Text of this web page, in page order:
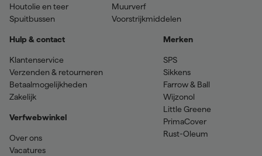
Houtolie en teer
Spuitbussen
Muurverf
Voorstrijkmiddelen
Hulp & contact
Klantenservice
Verzenden & retourneren
Betaalmogelijkheden
Zakelijk
Verfwebwinkel
Over ons
Vacatures
Merken
SPS
Sikkens
Farrow & Ball
Wijzonol
Little Greene
PrimaCover
Rust-Oleum